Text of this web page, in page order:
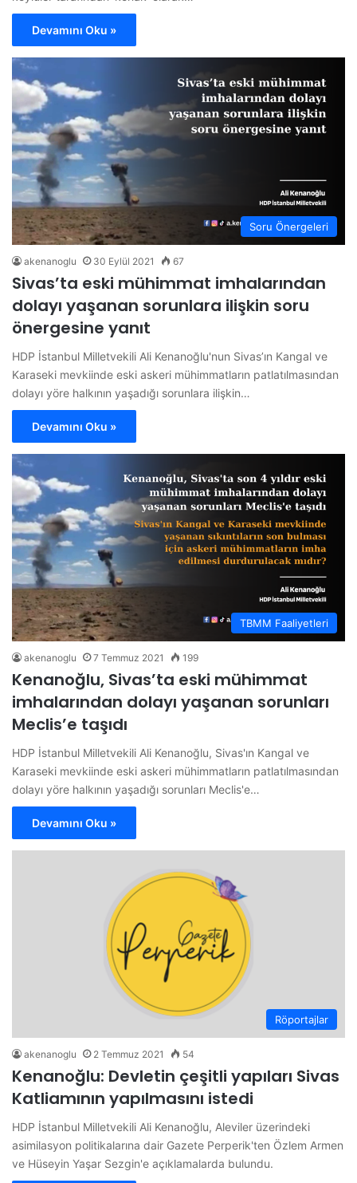
Devamını Oku »
Soru Önergeleri
akenanoglu 30 Eylül 2021 67
Sivas’ta eski mühimmat imhalarından
dolayı yaşanan sorunlara ilişkin soru
önergesine yanıt
HDP İstanbul Milletvekili Ali Kenanoğlu'nun Sivas’ın Kangal ve
Karaseki mevkiinde eski askeri mühimmatların patlatılmasından
dolayı yöre halkının yaşadığı sorunlara ilişkin…
Devamını Oku »
TBMM Faaliyetleri
akenanoglu 7 Temmuz 2021 199
Kenanoğlu, Sivas’ta eski mühimmat
imhalarından dolayı yaşanan sorunları
Meclis’e taşıdı
HDP İstanbul Milletvekili Ali Kenanoğlu, Sivas'ın Kangal ve
Karaseki mevkiinde eski askeri mühimmatların patlatılmasından
dolayı yöre halkının yaşadığı sorunları Meclis'e…
Devamını Oku »
Röportajlar
akenanoglu 2 Temmuz 2021 54
Kenanoğlu: Devletin çeşitli yapıları Sivas
Katliamının yapılmasını istedi
HDP İstanbul Milletvekili Ali Kenanoğlu, Aleviler üzerindeki
asimilasyon politikalarına dair Gazete Perperik'ten Özlem Armen
ve Hüseyin Yaşar Sezgin'e açıklamalarda bulundu.